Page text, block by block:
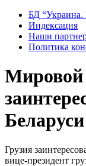
БД
Индекcация
Наши
Политика
Мировой
Грузия
вице-президент